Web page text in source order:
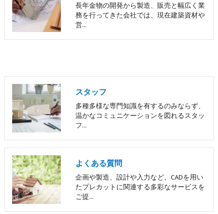
長年金物の開発から製造、販売と幅広く業
務を行ってきた会社では、現在建築資材や
営…
スタッフ
多種多様な専門知識を有するのみならず、
温かなコミュニケーションを図れるスタッ
フ…
よくある質問
企画や製造、設計や入力など、CADを用い
たプレカットに関連する多彩なサービスを
ご提…